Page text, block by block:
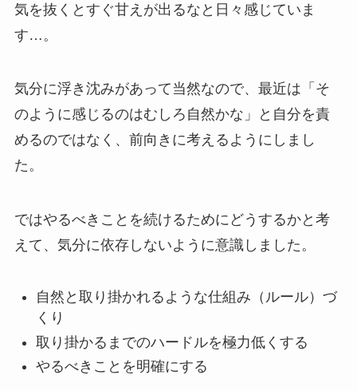
気を抜くとすぐ甘えが出るなと日々感じていま
す…。
気分に浮き沈みがあって当然なので、最近は「そ
のように感じるのはむしろ自然かな」と自分を責
めるのではなく、前向きに考えるようにしまし
た。
ではやるべきことを続けるためにどうするかと考
えて、気分に依存しないように意識しました。
自然と取り掛かれるような仕組み（ルール）づ
くり
取り掛かるまでのハードルを極力低くする
やるべきことを明確にする